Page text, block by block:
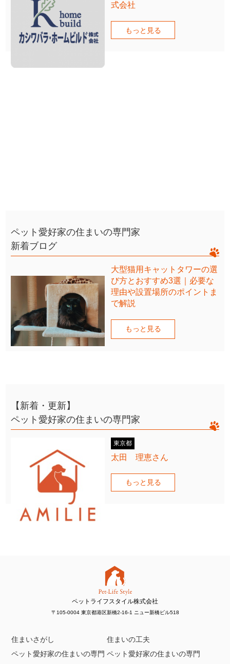
式会社
もっと見る
ペット愛好家の住まいの専門家
新着ブログ
大型猫用キャットタワーの選
び方とおすすめ3選｜必要な
理由や設置場所のポイントま
で解説
もっと見る
【新着・更新】
ペット愛好家の住まいの専門家
東京都
太田 理恵さん
もっと見る
ペットライフスタイル株式会社
〒105-0004 東京都港区新橋2-16-1 ニュー新橋ビル518
住まいさがし
住まいの工夫
ペット愛好家の住まいの専門 ペット愛好家の住まいの専門